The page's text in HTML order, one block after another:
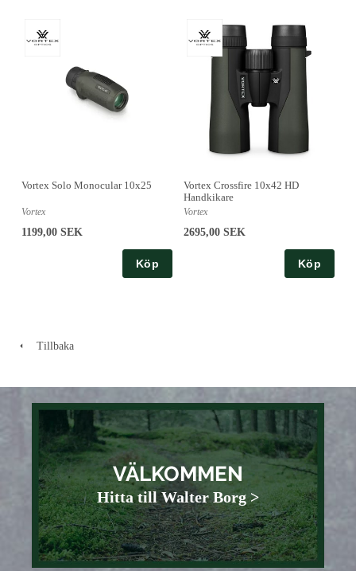
Vortex Solo Monocular 10x25
Vortex
1199,00 SEK
Köp
Vortex Crossfire 10x42 HD
Handkikare
Vortex
2695,00 SEK
Köp
Tillbaka
VÄLKOMMEN
Hitta till Walter Borg >